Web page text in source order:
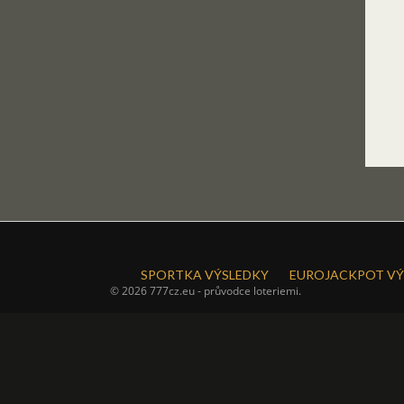
SPORTKA VÝSLEDKY EUROJACKPOT
© 2026 777cz.eu - průvodce loteriemi.